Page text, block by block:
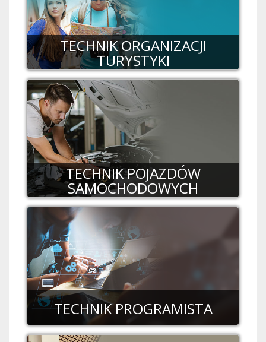
TECHNIK ORGANIZACJI
TURYSTYKI
TECHNIK POJAZDÓW
SAMOCHODOWYCH
TECHNIK PROGRAMISTA